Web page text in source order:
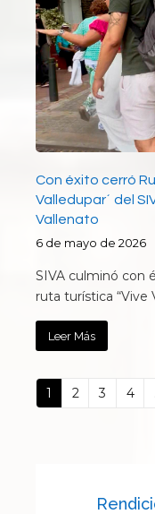
Con éxito cerró
Valledupar´ del
Vallenato
6 de mayo de 2026
SIVA culminó con
ruta turística “Vive
Leer Más
Page
1 Page
2 Page
3 4